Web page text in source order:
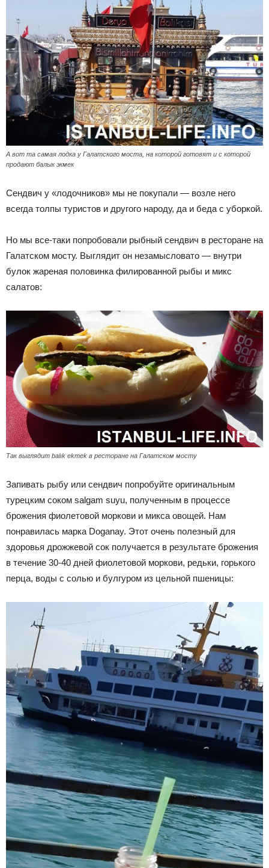
А вот та самая лодка у Галатского моста, на которой готовят и с которой
продают балык экмек
Сендвич у «лодочников» мы не покупали — возле него
всегда толпы туристов и другого народу, да и беда с уборкой.
Но мы все-таки попробовали рыбный сендвич в ресторане на
Галатском мосту. Выглядит он незамысловато — внутри
булок жареная половинка филированной рыбы и микс
салатов:
Так выглядит balık ekmek в ресторане на Галатском мосту
Запивать рыбу или сендвич попробуйте оригинальным
турецким соком salgam suyu, полученным в процессе
брожения фиолетовой моркови и микса овощей. Нам
понравилась марка Doganay. Этот очень полезный для
здоровья дрожжевой сок получается в результате брожения
в течение 30-40 дней фиолетовой моркови, редьки, горького
перца, воды с солью и булгуром из цельной пшеницы: